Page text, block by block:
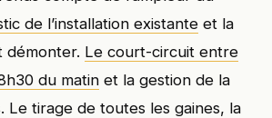
de l’installation existanteet la
démonter. Le court-circuit entre
du matinet la gestion de la
Le tirage de toutes les gaines, la